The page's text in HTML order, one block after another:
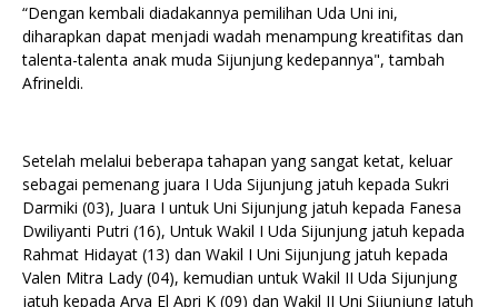
“Dengan kembali diadakannya pemilihan Uda Uni ini,
diharapkan dapat menjadi wadah menampung kreatifitas dan
talenta-talenta anak muda Sijunjung kedepannya", tambah
Afrineldi.
Setelah melalui beberapa tahapan yang sangat ketat, keluar
sebagai pemenang juara I Uda Sijunjung jatuh kepada Sukri
Darmiki (03), Juara I untuk Uni Sijunjung jatuh kepada Fanesa
Dwiliyanti Putri (16), Untuk Wakil I Uda Sijunjung jatuh kepada
Rahmat Hidayat (13) dan Wakil I Uni Sijunjung jatuh kepada
Valen Mitra Lady (04), kemudian untuk Wakil II Uda Sijunjung
jatuh kepada Arya El Apri K (09) dan Wakil II Uni Sijunjung Jatuh